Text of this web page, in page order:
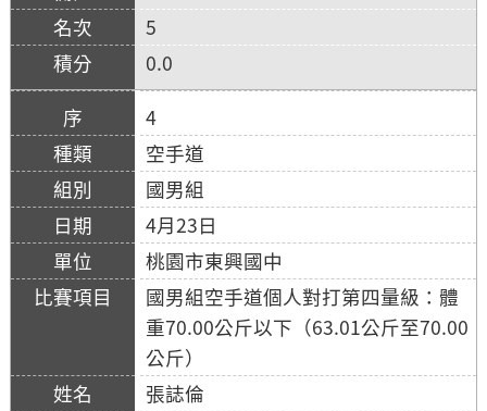
5
0.0
4
空手道
國男組
4月23日
桃園市東興國中
國男組空手道個人對打第四量級：體
重70.00公斤以下（63.01公斤至70.00
公斤）
張誌倫